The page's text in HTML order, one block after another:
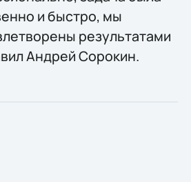
и быстро, мы
результатами
Андрей Сорокин.